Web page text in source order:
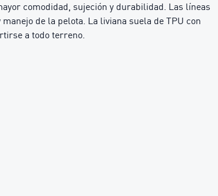
comodidad, sujeción y durabilidad. Las líneas
de la pelota. La liviana suela de TPU con
a todo terreno.